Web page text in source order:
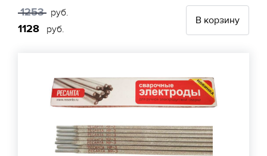
1253 руб.
1128 руб.
В корзину